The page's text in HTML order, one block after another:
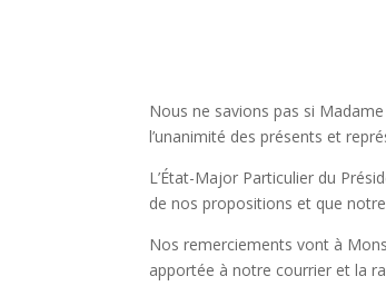
Nous ne savions pas si
l’unanimité des présents et
L’État-Major Particulier du
de nos propositions et que
Nos remerciements vont à
apportée à notre courrier et la